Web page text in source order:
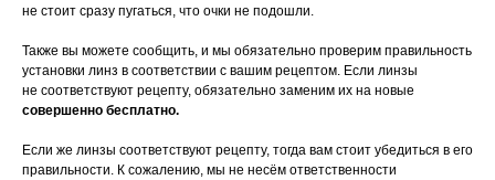
не стоит сразу пугаться, что очки не подошли.
Также вы можете сообщить, и мы обязательно проверим правильность
установки линз в соответствии с вашим рецептом. Если линзы
не соответствуют рецепту, обязательно заменим их на новые
совершенно бесплатно.
Если же линзы соответствуют рецепту, тогда вам стоит убедиться в его
правильности. К сожалению, мы не несём ответственности